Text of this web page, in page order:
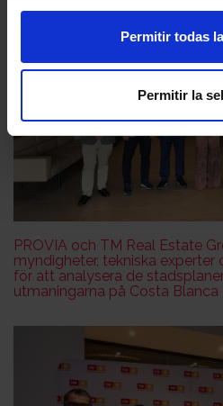
Permitir todas
Permitir la
PROVIA och TM Real Estate
myndigheter, tekniska
för att analysera de
utmaningarna på Costa Blanca